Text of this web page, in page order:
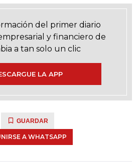
del primer diario
y financiero de
a tan solo un clic
LA APP
GUARDAR
A WHATSAPP